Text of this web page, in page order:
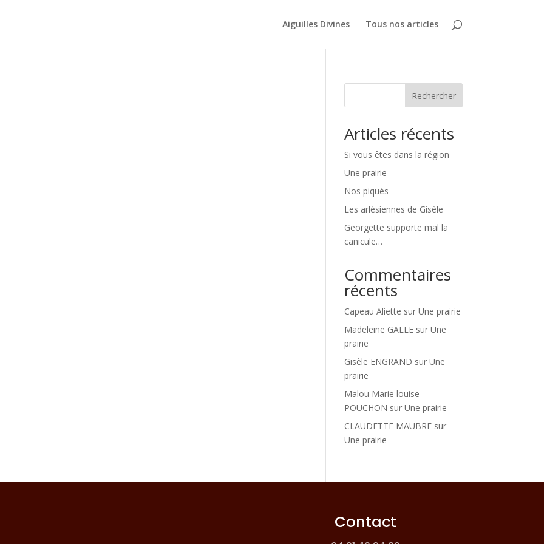
Aiguilles Divines Tous nos articles
Rechercher
Articles récents
Si vous êtes dans la région
Une prairie
Nos piqués
Les arlésiennes de Gisèle
Georgette supporte mal la
canicule…
Commentaires
récents
Capeau Aliette surUne prairie
Madeleine GALLE surUne
prairie
Gisèle ENGRAND surUne
prairie
Malou Marie louise
POUCHON surUne prairie
CLAUDETTE MAUBRE sur
Une prairie
Contact